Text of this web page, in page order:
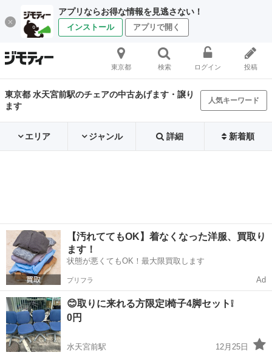
アプリならお得な情報を見逃さない！
インストール アプリで開く
東京都 検索 ログイン 投稿
東京都 水天宮前駅のチェアの中古あげます・譲り
ます
人気キーワード
エリア ジャンル 詳細 新着順
【汚れててもOK】着なくなった洋服、買取り
ます！
状態が悪くてもOK！最大限買取します
プリフラ Ad
😊取りに来れる方限定❕椅子4脚セット❕
0円
水天宮前駅
12月25日